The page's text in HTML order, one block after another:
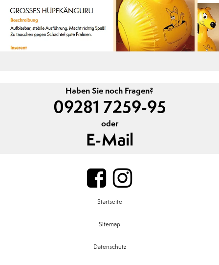
Haben Sie noch Fragen?
09281 7259-95
oder
E-Mail
Startseite
Sitemap
Datenschutz